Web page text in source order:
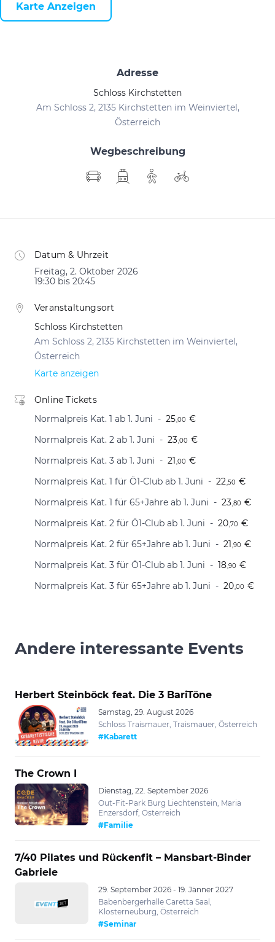
Karte Anzeigen
Adresse
Schloss Kirchstetten
Am Schloss 2, 2135 Kirchstetten im Weinviertel,
Österreich
Wegbeschreibung
Datum & Uhrzeit
Freitag, 2. Oktober 2026
19:30 bis 20:45
Veranstaltungsort
Schloss Kirchstetten
Am Schloss 2, 2135 Kirchstetten im Weinviertel,
Österreich
Karte anzeigen
Online Tickets
Normalpreis Kat. 1 ab 1. Juni
25 ,00 €
Normalpreis Kat. 2 ab 1. Juni
23 ,00 €
Normalpreis Kat. 3 ab 1. Juni
21 ,00 €
Normalpreis Kat. 1 für Ö1-Club ab 1. Juni
22 ,50 €
Normalpreis Kat. 1 für 65+Jahre ab 1. Juni
23 ,80 €
Normalpreis Kat. 2 für Ö1-Club ab 1. Juni
20 ,70 €
Normalpreis Kat. 2 für 65+Jahre ab 1. Juni
21 ,90 €
Normalpreis Kat. 3 für Ö1-Club ab 1. Juni
18 ,90 €
Normalpreis Kat. 3 für 65+Jahre ab 1. Juni
20 ,00 €
Andere interessante Events
Herbert Steinböck feat. Die 3 BariTöne
Samstag, 29. August 2026
Schloss Traismauer, Traismauer, Österreich
#Kabarett
The Crown I
Dienstag, 22. September 2026
Out-Fit-Park Burg Liechtenstein, Maria
Enzersdorf, Österreich
#Familie
7/40 Pilates und Rückenfit – Mansbart-Binder
Gabriele
29. September 2026 - 19. Jänner 2027
Babenbergerhalle Caretta Saal,
Klosterneuburg, Österreich
#Seminar